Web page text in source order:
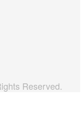
Reserved.